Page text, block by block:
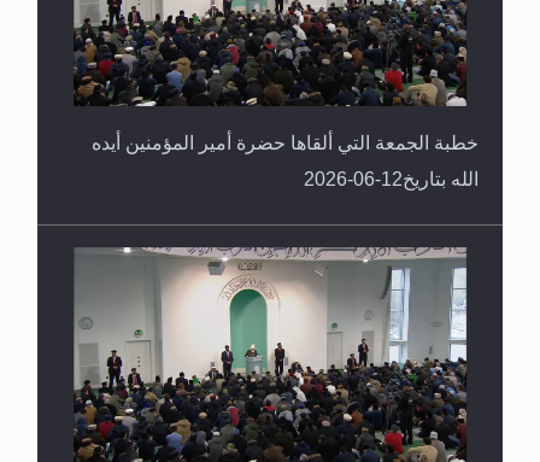
خطبة الجمعة التي ألقاها حضرة أمير المؤمنين أيده
الله بتاريخ12-06-2026